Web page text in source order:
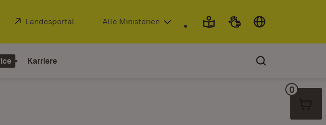
Extern:
Landesportal (Öffnet in neuem Fenster)
Alle Ministerien
Karriere
0